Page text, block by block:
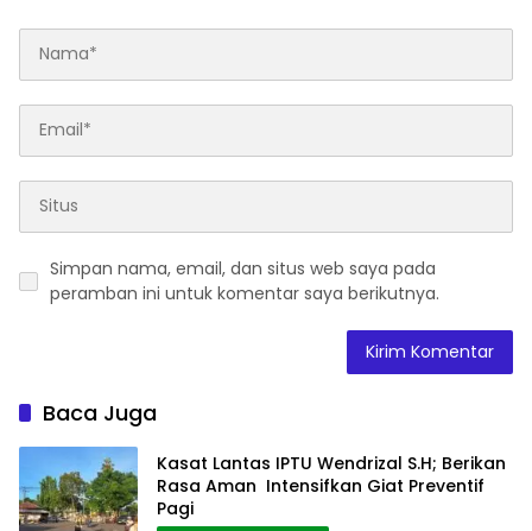
Simpan nama, email, dan situs web saya pada
peramban ini untuk komentar saya berikutnya.
Baca Juga
Kasat Lantas IPTU Wendrizal S.H; Berikan
Rasa Aman Intensifkan Giat Preventif
Pagi